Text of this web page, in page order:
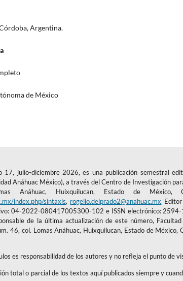
Argentina.
de México
17, julio-diciembre 2026, es una publicación semestral
Anáhuac México), a través del Centro de Investigación
Anáhuac, Huixquilucan, Estado de
index.php/sintaxis, rogelio.delprado2@anahuac.mx
04-2022-080417005300-102 e ISSN electrónico:
de la última actualización de este número,
46, col. Lomas Anáhuac, Huixquilucan, Estado de
es responsabilidad de los autores y no refleja el punto de
total o parcial de los textos aquí publicados siempre y